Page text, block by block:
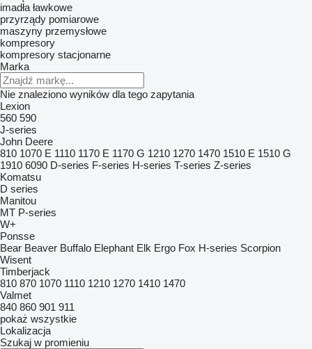
imadła ławkowe
przyrządy pomiarowe
maszyny przemysłowe
kompresory
kompresory stacjonarne
Marka
Nie znaleziono wyników dla tego zapytania
Lexion
560 590
J-series
John Deere
810 1070 E 1110 1170 E 1170 G 1210 1270 1470 1510 E 1510 G
1910 6090 D-series F-series H-series T-series Z-series
Komatsu
D series
Manitou
MT P-series
W+
Ponsse
Bear Beaver Buffalo Elephant Elk Ergo Fox H-series Scorpion
Wisent
Timberjack
810 870 1070 1110 1210 1270 1410 1470
Valmet
840 860 901 911
pokaż wszystkie
Lokalizacja
Szukaj w promieniu